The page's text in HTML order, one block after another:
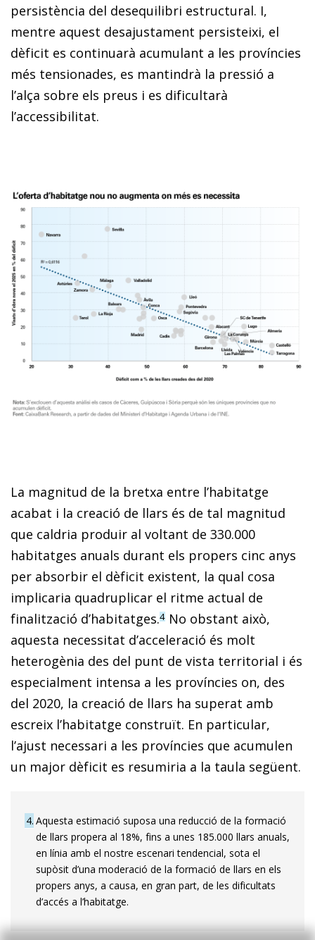
persistència del desequilibri estructural. I,
mentre aquest desajustament persisteixi, el
dèficit es continuarà acumulant a les províncies
més tensionades, es mantindrà la pressió a
l’alça sobre els preus i es dificultarà
l’accessibilitat.
La magnitud de la bretxa entre l’habitatge
acabat i la creació de llars és de tal magnitud
que caldria produir al voltant de 330.000
habitatges anuals durant els propers cinc anys
per absorbir el dèficit existent, la qual cosa
implicaria quadruplicar el ritme actual de
finalització d’habitatges.4 No obstant això,
aquesta necessitat d’acceleració és molt
heterogènia des del punt de vista territorial i és
especialment intensa a les províncies on, des
del 2020, la creació de llars ha superat amb
escreix l’habitatge construït. En particular,
l’ajust necessari a les províncies que acumulen
un major dèficit es resumiria a la taula següent.
4 Aquesta estimació suposa una reducció de la formació
de llars propera al 18%, fins a unes 185.000 llars anuals,
en línia amb el nostre escenari tendencial, sota el
supòsit d’una moderació de la formació de llars en els
propers anys, a causa, en gran part, de les dificultats
d’accés a l’habitatge.